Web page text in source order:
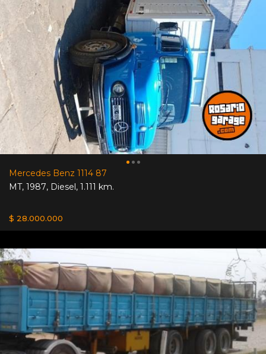
Mercedes Benz 1114 87
MT, 1987, Diesel, 1.111 km.
$ 28.000.000